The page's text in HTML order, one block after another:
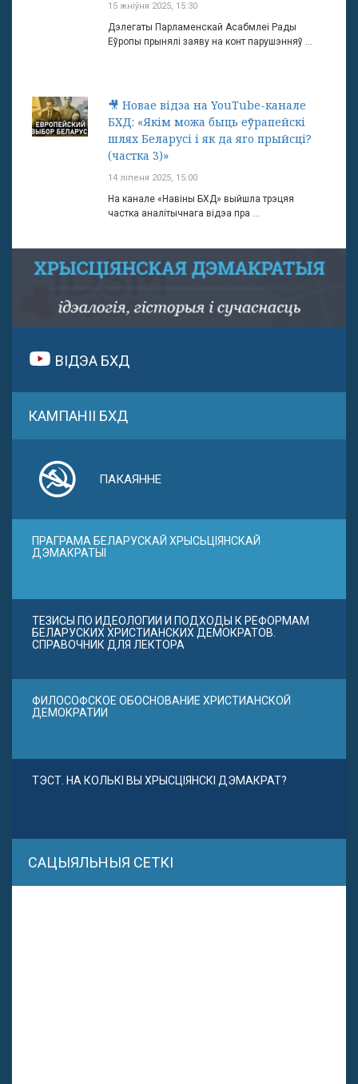
15 жніўня 2025, 15:30
Дэлегаты Парламенскай Асабмлеі Рады
Еўропы прынялі заяву на конт парушэнняў ...
🎥 Новае відэа на YouTube-канале
БХД: «Якім можа быць еўрапейскі
шлях Беларусі і як да яго прыйсці?
(частка 3)»
14 ліпеня 2025, 15:00
На канале «Навіны БХД» выйшла трэцяя
частка аналітычнага відэа пра ...
ВІДЭА БХД
КАМПАНІІ БХД
ПАКАЯННЕ
ПРАГРАМА БЕЛАРУСКАЙ ХРЫСЬЦІЯНСКАЙ
ДЭМАКРАТЫІ
ТЕЗИСЫ ПО ИДЕОЛОГИИ И ПОДХОДЫ К РЕФОРМАМ
БЕЛАРУСКИХ ХРИСТИАНСКИХ ДЕМОКРАТОВ.
СПРАВОЧНИК ДЛЯ ЛЕКТОРА
ФИЛОСОФСКОЕ ОБОСНОВАНИЕ ХРИСТИАНСКОЙ
ДЕМОКРАТИИ
ТЭСТ. НА КОЛЬКІ ВЫ ХРЫСЦІЯНСКІ ДЭМАКРАТ?
САЦЫЯЛЬНЫЯ СЕТКІ